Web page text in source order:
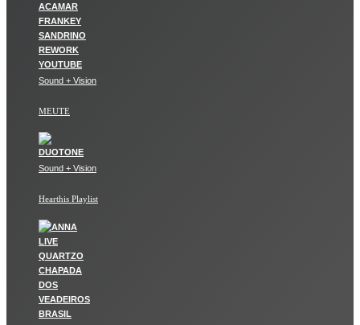
Sound + Vision
MEUTE
Sound + Vision
Hearthis Playlist